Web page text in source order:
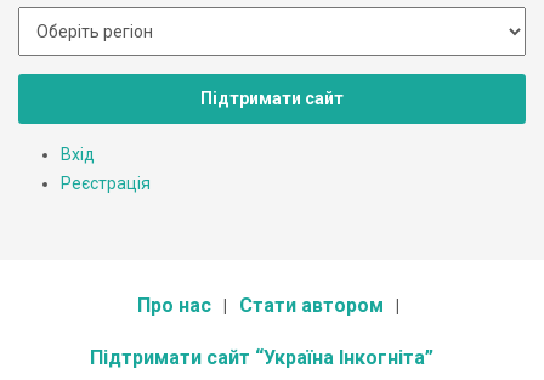
Підтримати сайт
Вхід
Реєстрація
Про нас Стати автором
Підтримати сайт “Україна Інкогніта”